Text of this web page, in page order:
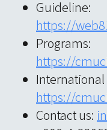
Guideline:
https://
Programs:
https://
https://
Contact us: